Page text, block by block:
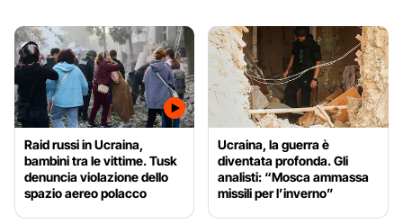
Raid russi in Ucraina,
bambini tra le vittime. Tusk
denuncia violazione dello
spazio aereo polacco
Ucraina, la guerra è
diventata profonda. Gli
analisti: “Mosca ammassa
missili per l’inverno”